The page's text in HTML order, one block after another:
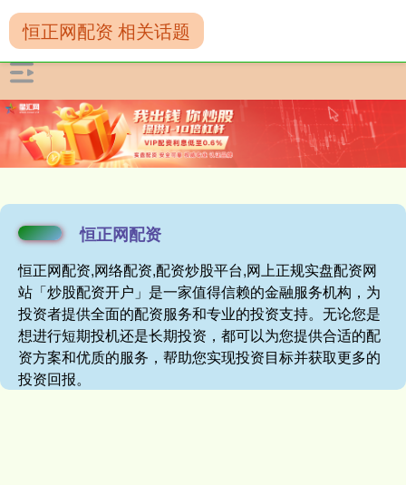
恒正网配资
恒正网配资,网络配资,配资炒股平台,网上正规实盘配资网
站「炒股配资开户」是一家值得信赖的金融服务机构，为
投资者提供全面的配资服务和专业的投资支持。无论您是
想进行短期投机还是长期投资，都可以为您提供合适的配
资方案和优质的服务，帮助您实现投资目标并获取更多的
投资回报。
恒正网配资 相关话题